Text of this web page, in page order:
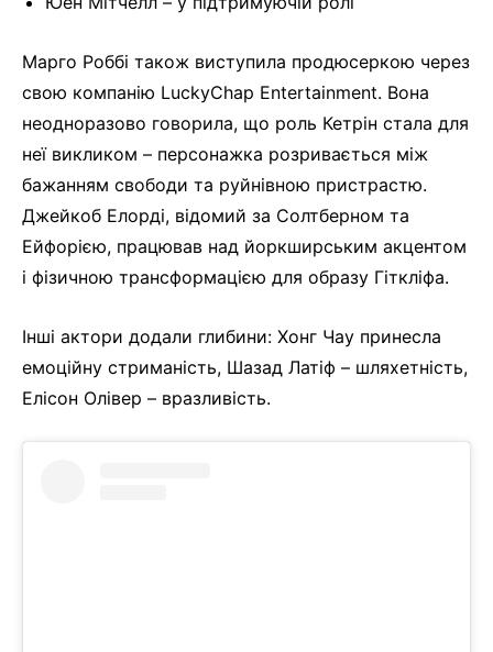
Марго Роббі також виступила продюсеркою через
свою компанію LuckyChap Entertainment. Вона
неодноразово говорила, що роль Кетрін стала для
неї викликом – персонажка розривається між
бажанням свободи та руйнівною пристрастю.
Джейкоб Елорді, відомий за Солтберном та
Ейфорією, працював над йоркширським акцентом
і фізичною трансформацією для образу Гіткліфа.
Інші актори додали глибини: Хонг Чау принесла
емоційну стриманість, Шазад Латіф – шляхетність,
Елісон Олівер – вразливість.